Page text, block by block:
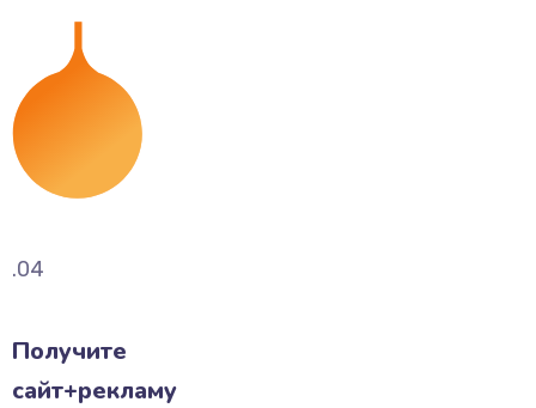
.04
Получите
сайт+рекламу